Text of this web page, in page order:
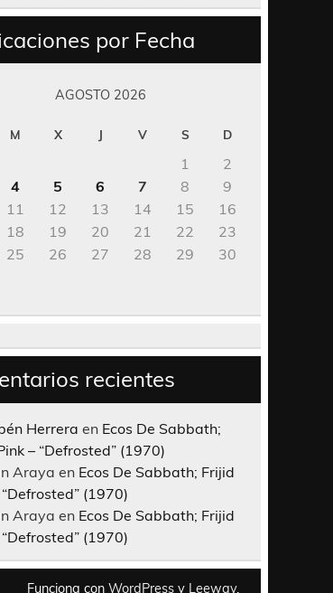
por Fecha
AGOSTO 2026
M X J V S D
1
2
4 5 6 7 8
9
11 12 13 14 15
16
18 19 20 21 22
23
25 26 27 28 29
30
recientes
Herrera en Ecos De Sabbath;
– “Defrosted” (1970)
Araya en Ecos De Sabbath; Frijid
“Defrosted” (1970)
Araya en Ecos De Sabbath; Frijid
“Defrosted” (1970)
Funciona con WordPress y Leeway.